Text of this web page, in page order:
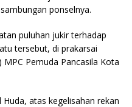
ponselnya.
puluhan jukir terhadap
tersebut, di prakarsai
Pemuda Pancasila Kota
atas kegelisahan rekan